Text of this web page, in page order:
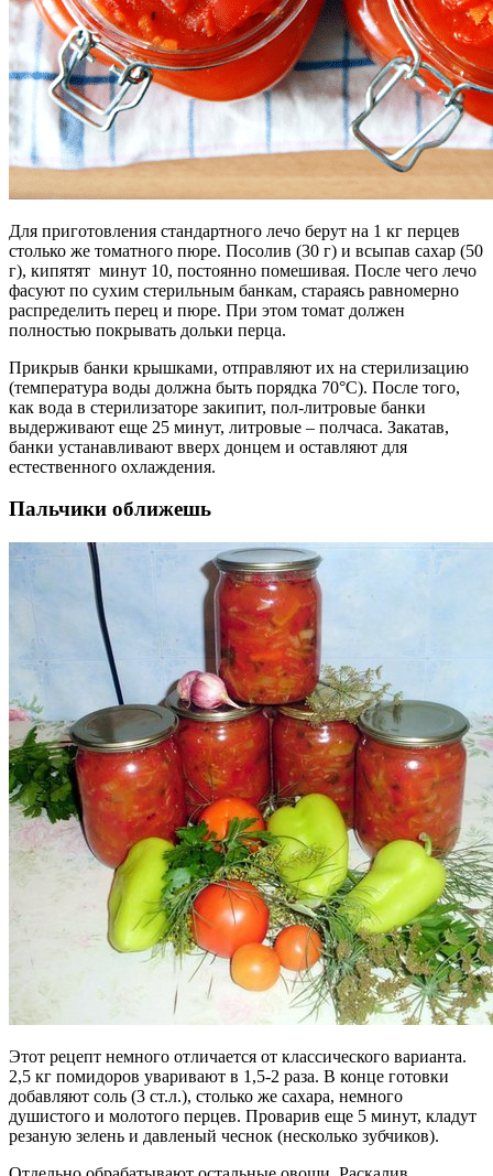
Для приготовления стандартного лечо берут на 1 кг перцев
столько же томатного пюре. Посолив (30 г) и всыпав сахар (50
г), кипятят минут 10, постоянно помешивая. После чего лечо
фасуют по сухим стерильным банкам, стараясь равномерно
распределить перец и пюре. При этом томат должен
полностью покрывать дольки перца.
Прикрыв банки крышками, отправляют их на стерилизацию
(температура воды должна быть порядка 70°C). После того,
как вода в стерилизаторе закипит, пол-литровые банки
выдерживают еще 25 минут, литровые – полчаса. Закатав,
банки устанавливают вверх донцем и оставляют для
естественного охлаждения.
Пальчики оближешь
Этот рецепт немного отличается от классического варианта.
2,5 кг помидоров уваривают в 1,5-2 раза. В конце готовки
добавляют соль (3 ст.л.), столько же сахара, немного
душистого и молотого перцев. Проварив еще 5 минут, кладут
резаную зелень и давленый чеснок (несколько зубчиков).